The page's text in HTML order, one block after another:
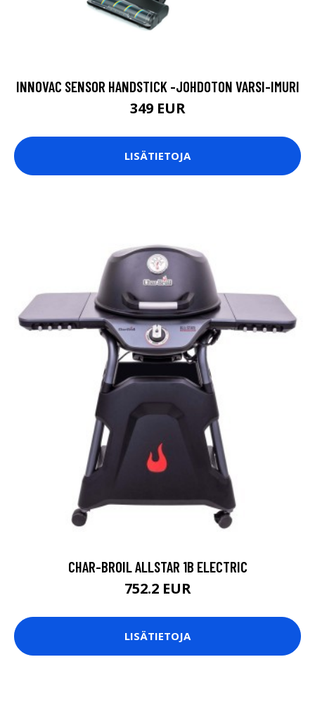
INNOVAC SENSOR HANDSTICK -JOHDOTON VARSI-IMURI
349 EUR
LISÄTIETOJA
CHAR-BROIL ALLSTAR 1B ELECTRIC
752.2 EUR
LISÄTIETOJA